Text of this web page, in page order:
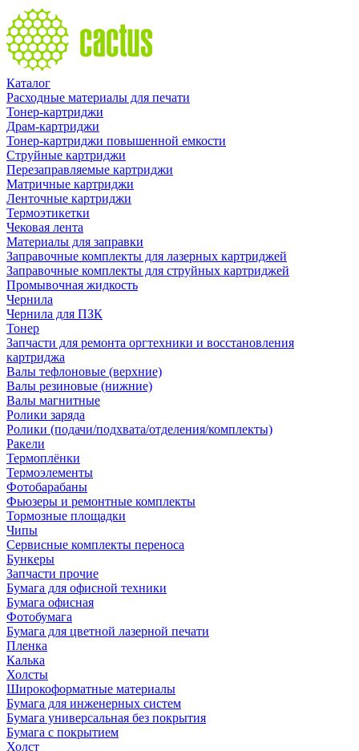
Каталог
Расходные материалы для печати
Тонер-картриджи
Драм-картриджи
Тонер-картриджи повышенной емкости
Струйные картриджи
Перезаправляемые картриджи
Матричные картриджи
Ленточные картриджи
Термоэтикетки
Чековая лента
Материалы для заправки
Заправочные комплекты для лазерных картриджей
Заправочные комплекты для струйных картриджей
Промывочная жидкость
Чернила
Чернила для ПЗК
Тонер
Запчасти для ремонта оргтехники и восстановления
картриджа
Валы тефлоновые (верхние)
Валы резиновые (нижние)
Валы магнитные
Ролики заряда
Ролики (подачи/подхвата/отделения/комплекты)
Ракели
Термоплёнки
Термоэлементы
Фотобарабаны
Фьюзеры и ремонтные комплекты
Тормозные площадки
Чипы
Сервисные комплекты переноса
Бункеры
Запчасти прочие
Бумага для офисной техники
Бумага офисная
Фотобумага
Бумага для цветной лазерной печати
Пленка
Калька
Холсты
Широкоформатные материалы
Бумага для инженерных систем
Бумага универсальная без покрытия
Бумага с покрытием
Холст